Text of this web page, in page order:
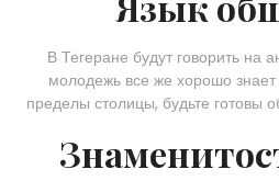
В Тегеране будут говорить на
молодежь все же хорошо знает
пределы столицы, будьте готовы